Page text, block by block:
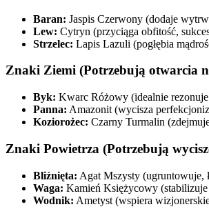
Baran: Jaspis Czerwony (dodaje
Lew: Cytryn (przyciąga obfitość,
Strzelec: Lapis Lazuli (pogłębia
Znaki Ziemi (Potrzebują otwarcia
Byk: Kwarc Różowy (idealnie
Panna: Amazonit (wycisza
Koziorożec: Czarny Turmalin
Znaki Powietrza (Potrzebują
Bliźnięta: Agat Mszysty (ugruntowuje,
Waga: Kamień Księżycowy
Wodnik: Ametyst (wspiera